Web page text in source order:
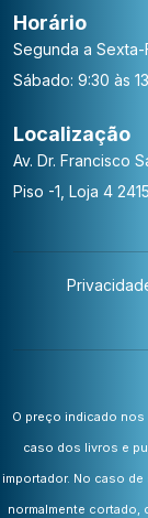
Horário
Segunda a Sexta-
Sábado: 9:30 às
Localização
Av. Dr. Francisco
Piso -1, Loja 4
O preço indicado
caso dos livros e
importador. No caso
normalmente cortado,